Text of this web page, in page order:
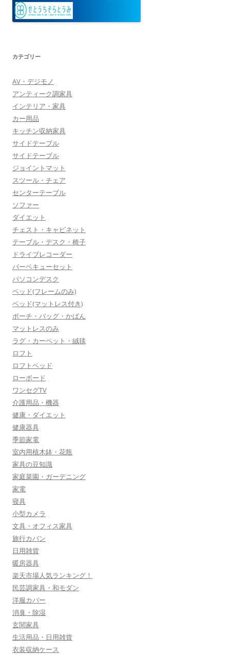
カテゴリー
AV・デジモノ
アンティーク調家具
インテリア・家具
カー用品
キッチン収納家具
サイドテーブル
サイドテーブル
ジョイントマット
スツール・チェア
センターテーブル
ソファー
ダイエット
チェスト・キャビネット
テーブル・デスク・椅子
ドライブレコーダー
バーベキューセット
パソコンデスク
ベッド(フレームのみ)
ベッド(マットレス付き)
ポーチ・バッグ・かばん
マットレスのみ
ラグ・カーペット・絨毯
ロフト
ロフトベッド
ローボード
ワンセグTV
介護用品・機器
健康・ダイエット
健康器具
季節家電
室内用植木鉢・花瓶
家具の豆知識
家庭菜園・ガーデニング
家電
寝具
小型カメラ
文具・オフィス家具
旅行カバン
日用雑貨
暖房器具
楽天市場人気ランキング！
民芸調家具・和モダン
洋服カバー
消臭・除湿
玄関家具
生活用品・日用雑貨
衣装収納ケース